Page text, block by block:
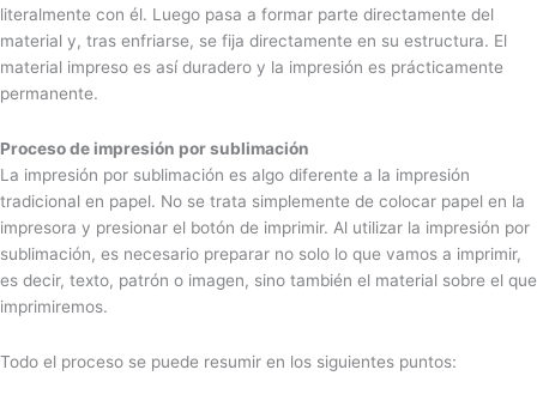
literalmente con él. Luego pasa a formar parte directamente del
material y, tras enfriarse, se fija directamente en su estructura. El
material impreso es así duradero y la impresión es prácticamente
permanente.
Proceso de impresión por sublimación
La impresión por sublimación es algo diferente a la impresión
tradicional en papel. No se trata simplemente de colocar papel en la
impresora y presionar el botón de imprimir. Al utilizar la impresión por
sublimación, es necesario preparar no solo lo que vamos a imprimir,
es decir, texto, patrón o imagen, sino también el material sobre el que
imprimiremos.
Todo el proceso se puede resumir en los siguientes puntos: